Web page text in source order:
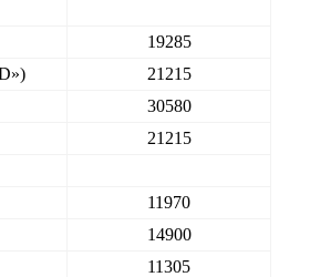
19285
21215
30580
21215
11970
14900
11305